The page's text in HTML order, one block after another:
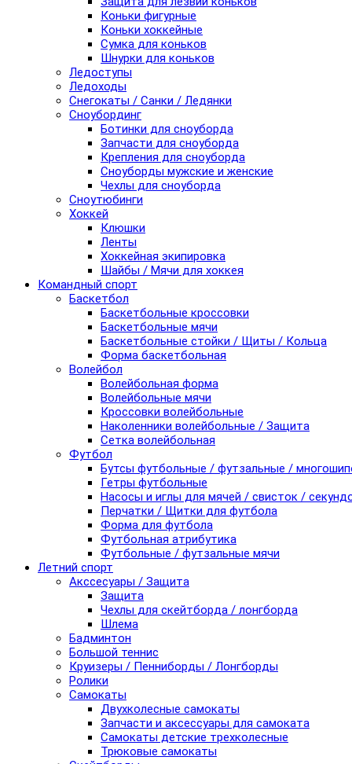
Коньки фигурные
Коньки хоккейные
Сумка для коньков
Шнурки для коньков
Ледоступы
Ледоходы
Снегокаты / Санки / Ледянки
Сноубординг
Ботинки для сноуборда
Запчасти для сноуборда
Крепления для сноуборда
Сноуборды мужские и женские
Чехлы для сноуборда
Сноутюбинги
Хоккей
Клюшки
Ленты
Хоккейная экипировка
Шайбы / Мячи для хоккея
Командный спорт
Баскетбол
Баскетбольные кроссовки
Баскетбольные мячи
Баскетбольные стойки / Щиты / Кольца
Форма баскетбольная
Волейбол
Волейбольная форма
Волейбольные мячи
Кроссовки волейбольные
Наколенники волейбольные / Защита
Сетка волейбольная
Футбол
Бутсы футбольные / футзальные /
Гетры футбольные
Насосы и иглы для мячей / свисток /
Перчатки / Щитки для футбола
Форма для футбола
Футбольная атрибутика
Футбольные / футзальные мячи
Летний спорт
Акссесуары / Защита
Защита
Чехлы для скейтборда / лонгборда
Шлема
Бадминтон
Большой теннис
Круизеры / Пенниборды / Лонгборды
Ролики
Самокаты
Двухколесные самокаты
Запчасти и аксессуары для самоката
Самокаты детские трехколесные
Трюковые самокаты